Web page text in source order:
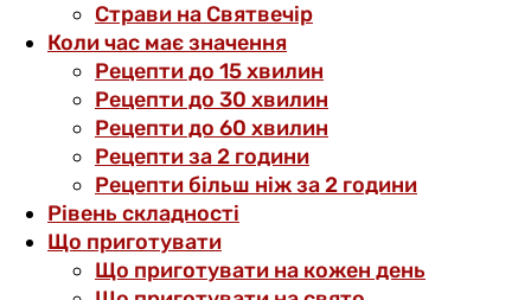
Страви на Святвечір
Коли час має значення
Рецепти до 15 хвилин
Рецепти до 30 хвилин
Рецепти до 60 хвилин
Рецепти за 2 години
Рецепти більш ніж за 2 години
Рівень складності
Що приготувати
Що приготувати на кожен день